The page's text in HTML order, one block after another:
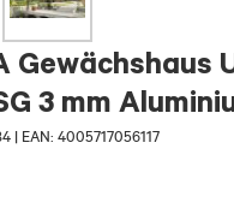
Gewächshaus
3 mm
| EAN: 4005717056117